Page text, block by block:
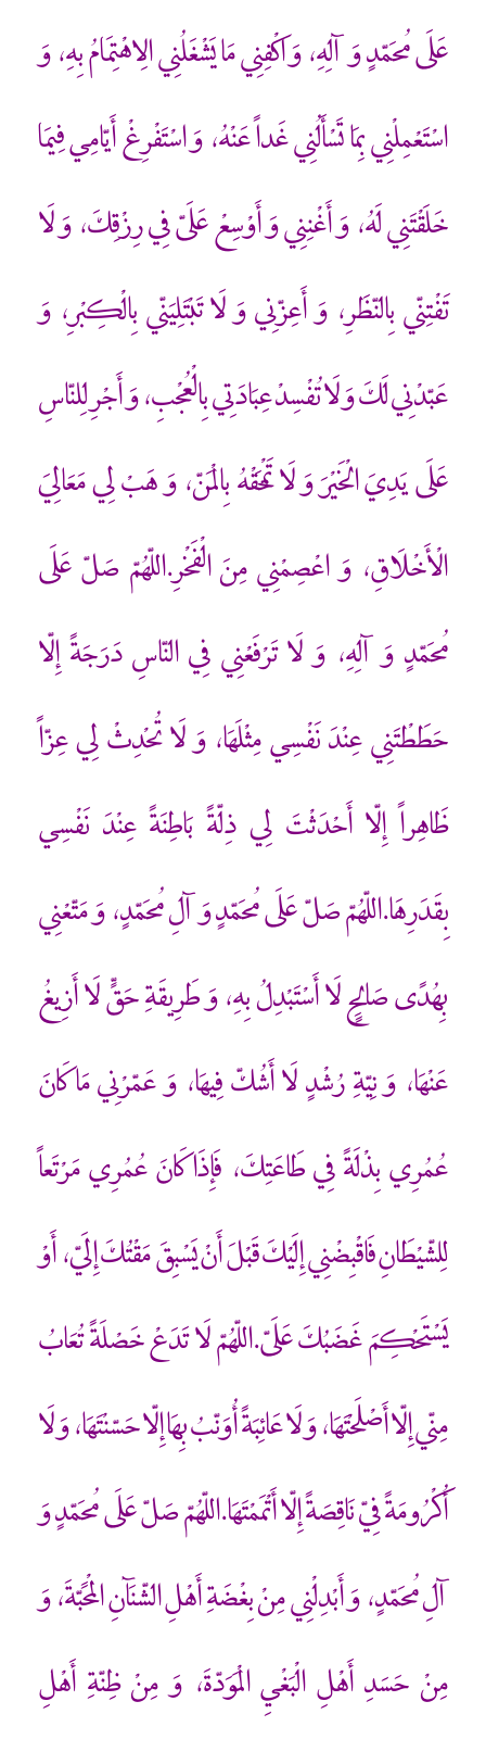
عَلَى مُحَمّدٍ وَ آلِهِ، وَ اكْفِنِي مَا يَشْغَلُنِي الِاهْتِمَامُ بِهِ، وَ
اسْتَعْمِلْنِي بِمَا تَسْأَلُنِي غَداً عَنْهُ، وَ اسْتَفْرِغْ أَيّامِي فِيمَا
خَلَقْتَنِي لَهُ، وَ أَغْنِنِي وَ أَوْسِعْ عَلَيّ فِي رِزْقِكَ، وَ لَا
تَفْتِنّي بِالنّظَرِ، وَ أَعِزّنِي وَ لَا تَبْتَلِيَنّي بِالْكِبْرِ، وَ
عَبّدْنِي لَكَ وَ لَا تُفْسِدْ عِبَادَتِي بِالْعُجْبِ، وَ أَجْرِ لِلنّاسِ
عَلَى يَدِيَ الْخَيْرَ وَ لَا تَمْحَقْهُ بِالْمَنّ، وَ هَبْ لِي مَعَالِيَ
الْأَخْلَاقِ، وَ اعْصِمْنِي مِنَ الْفَخْرِ.اللّهُمّ صَلّ عَلَى
مُحَمّدٍ وَ آلِهِ، وَ لَا تَرْفَعْنِي فِي النّاسِ دَرَجَةً إِلّا
حَطَطْتَنِي عِنْدَ نَفْسِي مِثْلَهَا، وَ لَا تُحْدِثْ لِي عِزّاً
ظَاهِراً إِلّا أَحْدَثْتَ لِي ذِلّةً بَاطِنَةً عِنْدَ نَفْسِي
بِقَدَرِهَا.اللّهُمّ صَلّ عَلَى مُحَمّدٍ وَ آلِ مُحَمّدٍ، وَ مَتّعْنِي
بِهُدًى صَالِحٍ لَا أَسْتَبْدِلُ بِهِ، وَ طَرِيقَةِ حَقّ‏ٍ لَا أَزِيغُ
عَنْهَا، وَ نِيّةِ رُشْدٍ لَا أَشُكّ فِيهَا، وَ عَمّرْنِي مَا كَانَ
عُمُرِي بِذْلَةً فِي طَاعَتِكَ، فَإِذَا كَانَ عُمُرِي مَرْتَعاً
لِلشّيْطَانِ فَاقْبِضْنِي إِلَيْكَ قَبْلَ أَنْ يَسْبِقَ مَقْتُكَ إِلَيّ، أَوْ
يَسْتَحْكِمَ غَضَبُكَ عَلَيّ.اللّهُمّ لَا تَدَعْ خَصْلَةً تُعَابُ
مِنّي إِلّا أَصْلَحْتَهَا، وَ لَا عَائِبَةً أُوَنّبُ بِهَا إِلّا حَسّنْتَهَا، وَ لَا
أُكْرُومَةً فِيّ نَاقِصَةً إِلّا أَتْمَمْتَهَا.اللّهُمّ صَلّ عَلَى مُحَمّدٍ وَ
آلِ مُحَمّدٍ، وَ أَبْدِلْنِي مِنْ بِغْضَةِ أَهْلِ الشّنَ‏آنِ الْمَحَبّةَ، وَ
مِنْ حَسَدِ أَهْلِ الْبَغْيِ الْمَوَدّةَ، وَ مِنْ ظِنّةِ أَهْلِ